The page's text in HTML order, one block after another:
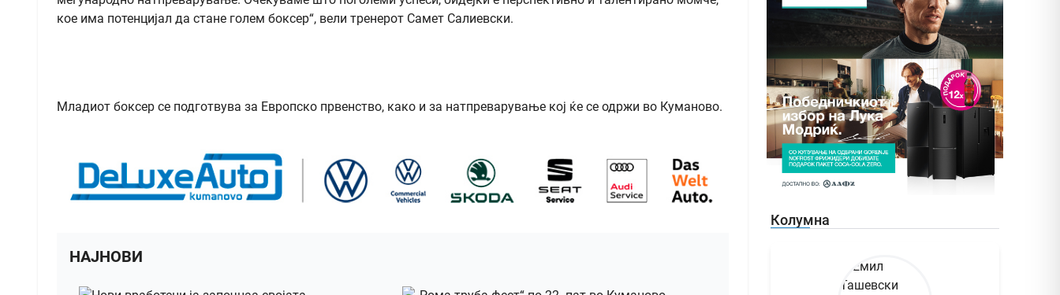
кое има потенцијал да стане голем боксер“, вели тренерот Самет Салиевски.
Младиот боксер се подготвува за Европско првенство, како и за натпреварување кој ќе се одржи во Куманово.
НАЈНОВИ
Колумна